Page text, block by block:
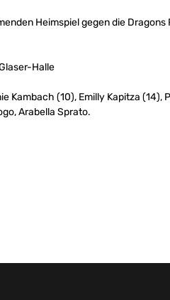
Heimspiel gegen die
Halle
Kambach (10), Emilly Kapitza (14),
Arabella Sprato.